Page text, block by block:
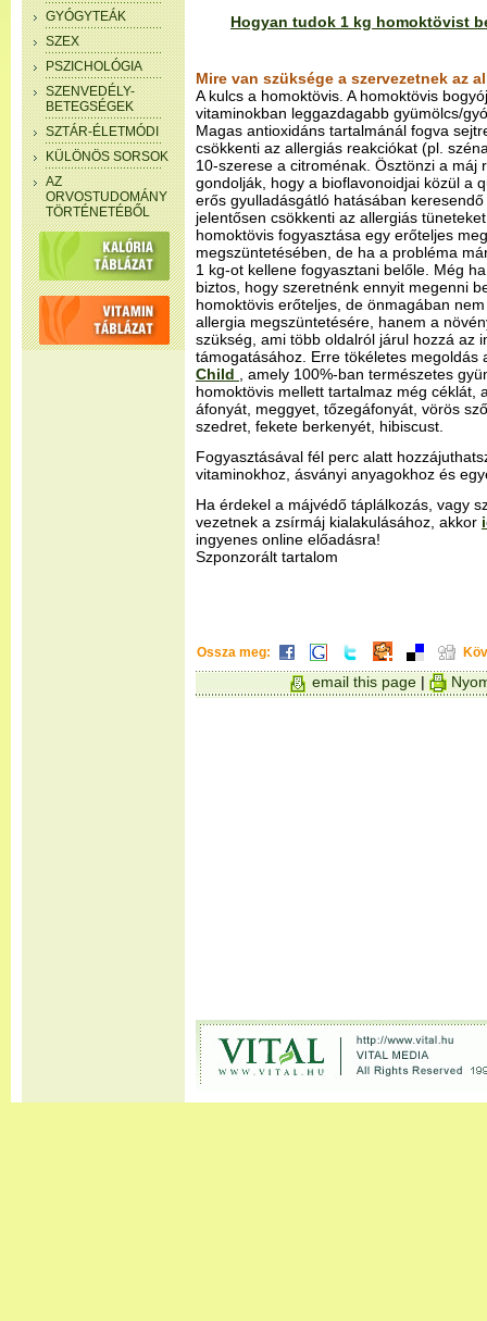
GYÓGYTEÁK
SZEX
PSZICHOLÓGIA
SZENVEDÉLY-
BETEGSÉGEK
SZTÁR-ÉLETMÓDI
KÜLÖNÖS SORSOK
AZ
ORVOSTUDOMÁNY
TÖRTÉNETÉBŐL
Hogyan tudok 1 kg homoktövist
Mire van szüksége a szervezetnek az
A kulcs a homoktövis. A homoktövis
vitaminokban leggazdagabb gyümölcs/
Magas antioxidáns tartalmánál fogva
csökkenti az allergiás reakciókat (pl.
10-szerese a citroménak. Ösztönzi a máj
gondolják, hogy a bioflavonoidjai közül a
erős gyulladásgátló hatásában
jelentősen csökkenti az allergiás
homoktövis fogyasztása egy erőteljes
megszüntetésében, de ha a probléma
1 kg-ot kellene fogyasztani belőle. Még
biztos, hogy szeretnénk ennyit megenni
homoktövis erőteljes, de önmagában
allergia megszüntetésére, hanem a
szükség, ami több oldalról járul hozzá az
támogatásához. Erre tökéletes megoldás
Child
, amely 100%-ban természetes
homoktövis mellett tartalmaz még céklát,
áfonyát, meggyet, tőzegáfonyát, vörös
szedret, fekete berkenyét, hibiscust.
Fogyasztásával fél perc alatt
vitaminokhoz, ásványi anyagokhoz és
Ha érdekel a májvédő táplálkozás, vagy
vezetnek a zsírmáj kialakulásához, akkor
ingyenes online előadásra!
Szponzorált tartalom
Ossza meg:
email this page |